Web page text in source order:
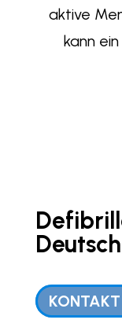
aktive
kann
KONTAKT